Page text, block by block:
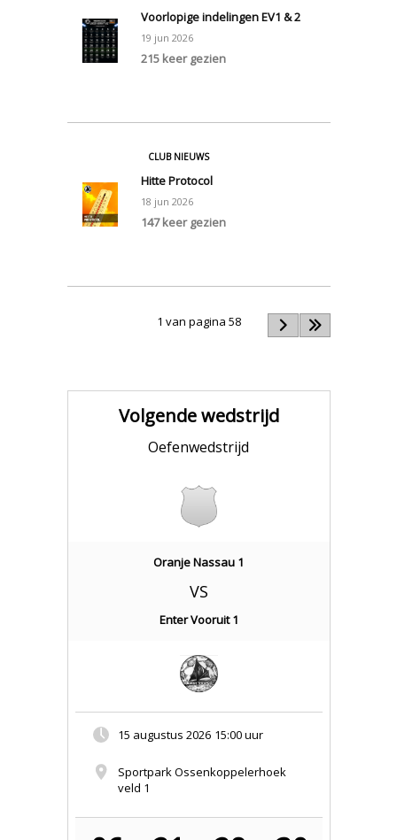
Voorlopige indelingen EV1 & 2
19 jun 2026
215 keer gezien
CLUB NIEUWS
Hitte Protocol
18 jun 2026
147 keer gezien
1 van pagina 58
Volgende wedstrijd
Oefenwedstrijd
Oranje Nassau 1
VS
Enter Vooruit 1
15 augustus 2026 15:00 uur
Sportpark Ossenkoppelerhoek
veld 1